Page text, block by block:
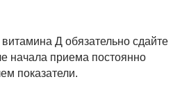
Д обязательно сдайте
начала приема постоянно
показатели.